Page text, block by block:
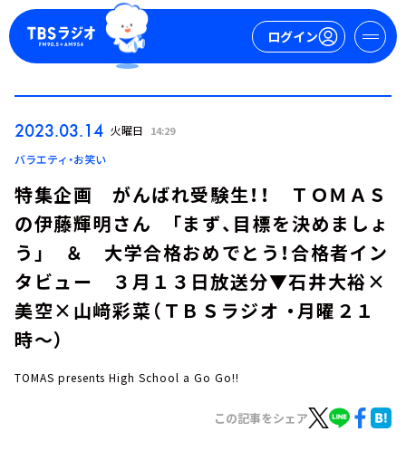
ログイン
ログイン
今日の番組表
週間番組表
トピックス
2023.03.14 火曜日 14:29
バラエティ・お笑い
特集企画 がんばれ受験生！！ ＴＯＭＡＳ
の伊藤輝明さん 「まず、目標を決めましょ
う」 ＆ 大学合格おめでとう！合格者イン
タビュー ３月１３日放送分▼石井大裕×
美空×山﨑彩菜（ＴＢＳラジオ ・月曜２１
時～）
TOMAS presents High School a Go Go!!
この記事をシェア